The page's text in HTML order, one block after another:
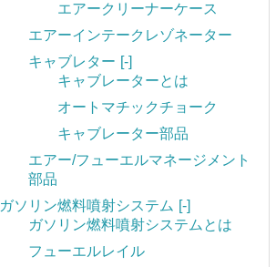
エアークリーナーケース
エアーインテークレゾネーター
キャブレター [-]
キャブレーターとは
オートマチックチョーク
キャブレーター部品
エアー/フューエルマネージメント
部品
ガソリン燃料噴射システム [-]
ガソリン燃料噴射システムとは
フューエルレイル